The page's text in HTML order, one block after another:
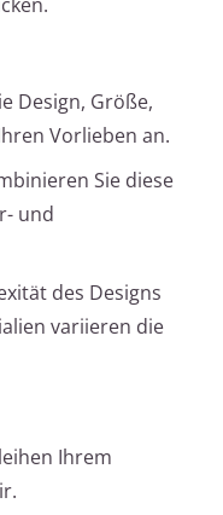
Design, Größe,
Vorlieben an.
Sie diese
und
des Designs
variieren die
Ihrem